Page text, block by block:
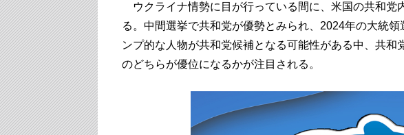
ウクライナ情勢に目が行っている間に、米国の共和党
る。中間選挙で共和党が優勢とみられ、2024年の大統
ンプ的な人物が共和党候補となる可能性がある中、共和
のどちらが優位になるかが注目される。